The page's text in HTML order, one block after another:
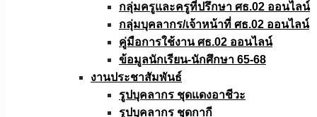
กลุ่มครูและครูที่ปรึกษา ศธ.02 ออนไลน์
กลุ่มบุคลากร/เจ้าหน้าที่ ศธ.02 ออนไลน์
คู่มือการใช้งาน ศธ.02 ออนไลน์
ข้อมูลนักเรียน-นักศึกษา 65-68
งานประชาสัมพันธ์
รูปบุคลากร ชุดแดงอาชีวะ
รูปบุคลากร ชุดกากี